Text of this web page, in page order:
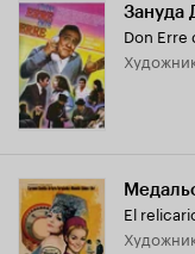
Зануда
Don Erre
El